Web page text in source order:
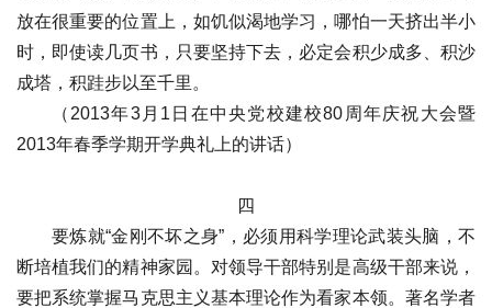
放在很重要的位置上，如饥似渴地学习，哪怕一天挤出半小
时，即使读几页书，只要坚持下去，必定会积少成多、积沙
成塔，积跬步以至千里。
（2013年3月1日在中央党校建校80周年庆祝大会暨
2013年春季学期开学典礼上的讲话）
四
要炼就“金刚不坏之身”，必须用科学理论武装头脑，不
断培植我们的精神家园。对领导干部特别是高级干部来说，
要把系统掌握马克思主义基本理论作为看家本领。著名学者